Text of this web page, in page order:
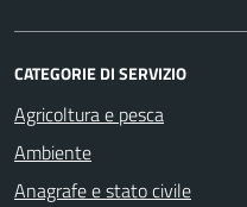
CATEGORIE DI SERVIZIO
Agricoltura e pesca
Ambiente
Anagrafe e stato civile